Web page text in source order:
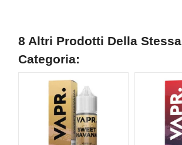
8 Altri Prodotti Della Stessa
Categoria: